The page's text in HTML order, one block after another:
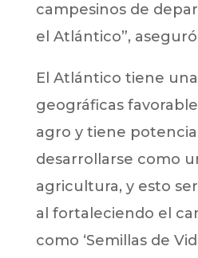
campesinos de
el Atlántico”,
El Atlántico tiene
geográficas
agro y tiene
desarrollarse como
agricultura, y esto
al fortaleciendo el
como ‘Semillas de